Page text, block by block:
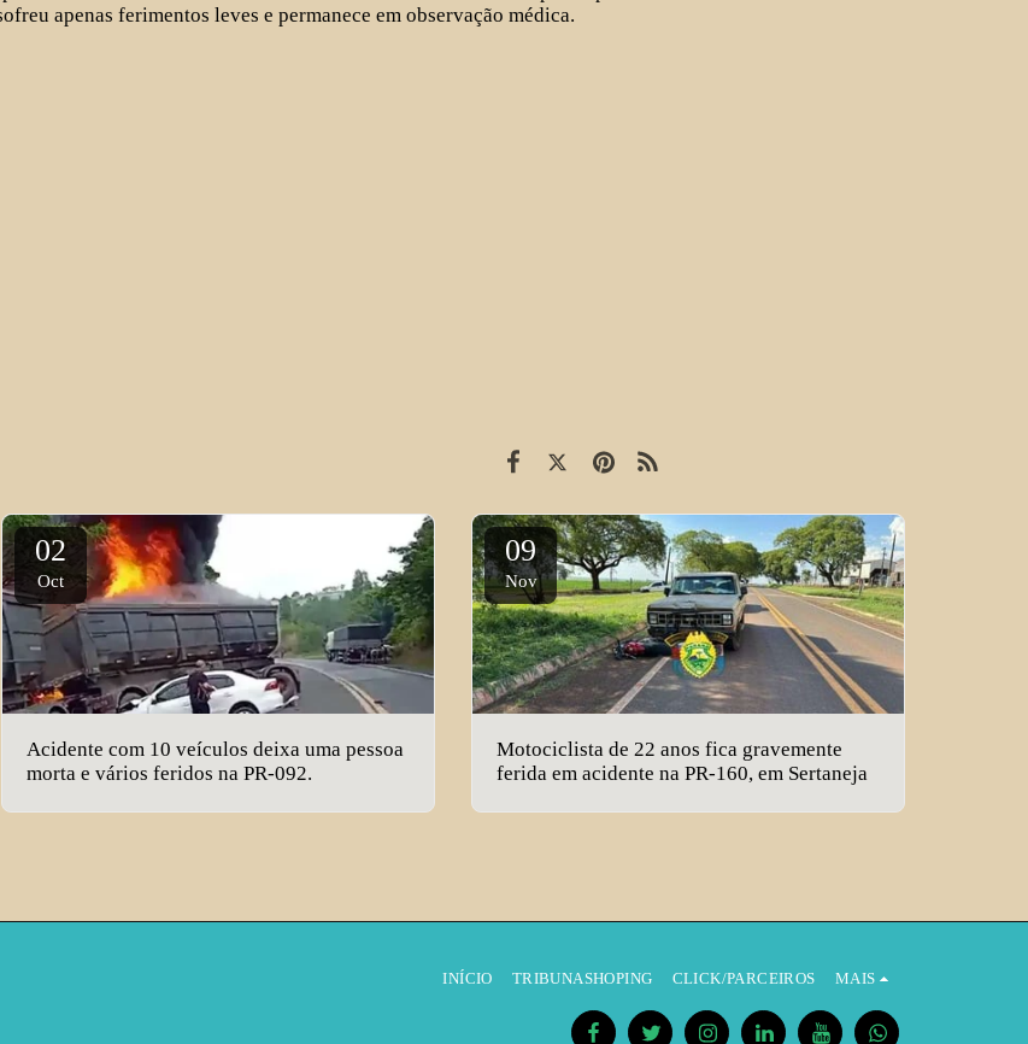
apenas ferimentos leves e permanece em observação médica.
02
Oct
Acidente com 10 veículos deixa uma pessoa
morta e vários feridos na PR-092.
09
Nov
Motociclista de 22 anos fica gravemente
ferida em acidente na PR-160, em Sertaneja
INÍCIO TRIBUNASHOPING CLICK/PARCEIROS MAIS